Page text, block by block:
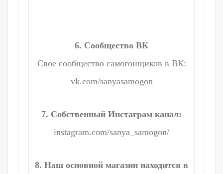
6. Сообщество ВК
Свое сообщество самогонщиков в ВК:
vk.com/sanyasamogon
7. Собственный Инстаграм канал:
instagram.com/sanya_samogon/
8. Наш основной магазин находится в